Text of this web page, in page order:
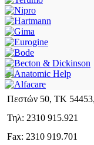
Πεστών 50, ΤΚ
Τηλ: 2310 915.921
Fax: 2310 919.701